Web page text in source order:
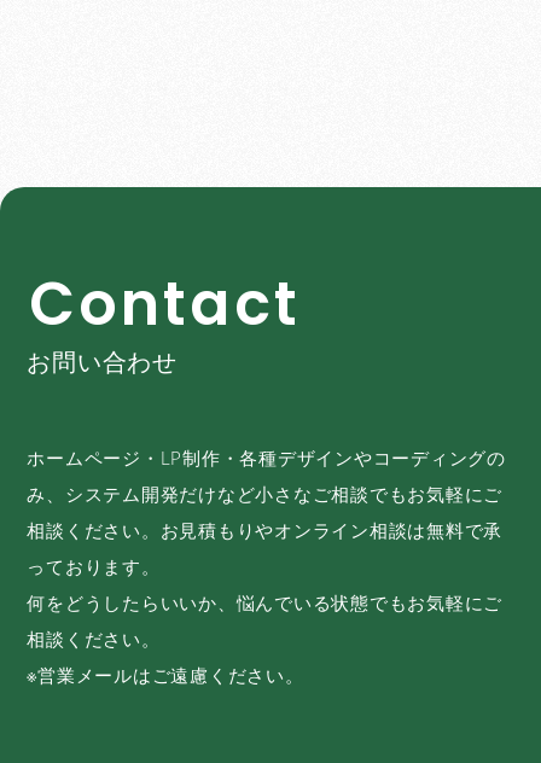
Contact
お問い合わせ
ホームページ・LP制作・各種デザインやコーディングの
み、システム開発だけなど小さなご相談でもお気軽にご
相談ください。お見積もりやオンライン相談は無料で承
っております。
何をどうしたらいいか、悩んでいる状態でもお気軽にご
相談ください。
※営業メールはご遠慮ください。